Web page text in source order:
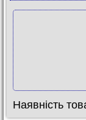
Наявність